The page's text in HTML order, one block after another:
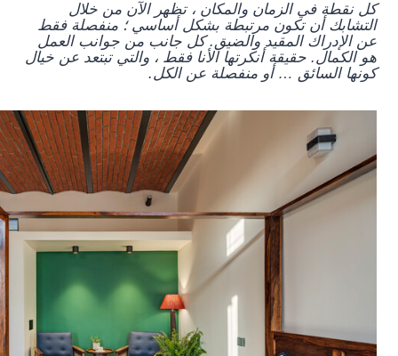
كل نقطة في الزمان والمكان ، تظهر الآن من خلال
التشابك أن تكون مرتبطة بشكل أساسي ؛ منفصلة فقط
عن الإدراك المقيد والضيق. كل جانب من جوانب العمل
هو الكمال. حقيقة أنكرتها الأنا فقط ، والتي تبتعد عن خيال
كونها السائق … أو منفصلة عن الكل.